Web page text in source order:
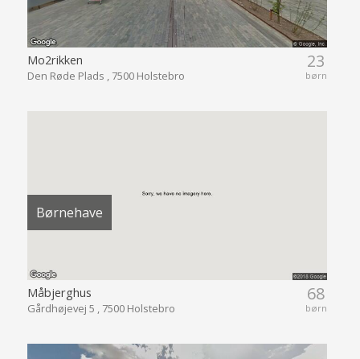
23
børn
Mo2rikken
Den Røde Plads , 7500 Holstebro
Børnehave
68
børn
Måbjerghus
Gårdhøjevej 5 , 7500 Holstebro